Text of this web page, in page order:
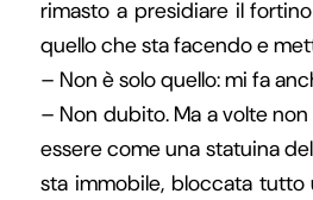
rimasto a presidiare il
quello che sta facendo e
– Non è solo quello: mi fa
– Non dubito. Ma a volte
essere come una statuina
sta immobile, bloccata tutto